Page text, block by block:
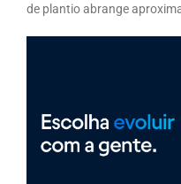
de plantio abrange